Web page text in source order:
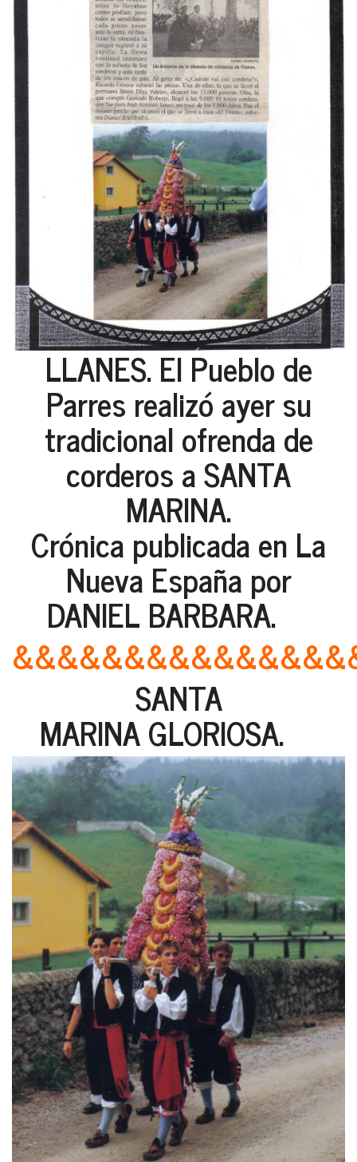
LLANES. El Pueblo de
Parres realizó ayer su
tradicional ofrenda de
corderos a SANTA
MARINA.
Crónica publicada en La
Nueva España por
DANIEL BARBARA.
SANTA
MARINA GLORIOSA.